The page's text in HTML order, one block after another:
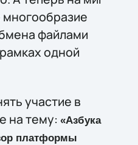
многообразие
файлами
одной
участие в
на тему: «Азбука
платформы